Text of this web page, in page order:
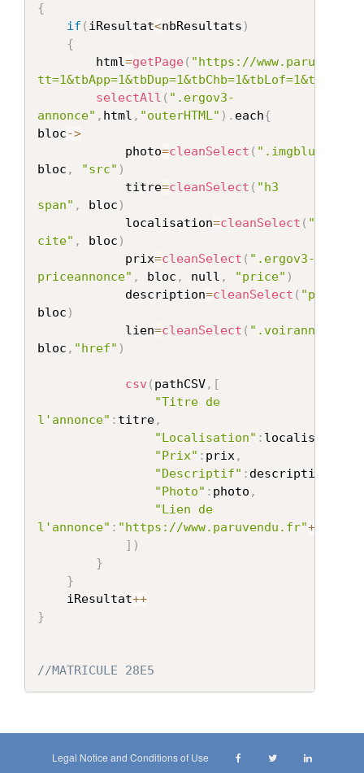
{
if ( iResultat<nbResultats )
{
		html
=getPage( "https://
selectAll ( ".ergov3-
annonce" , html , "outerHTML" ) . each{
bloc->
			photo
=cleanSelect ( ".imgblur"
bloc , "src" )
			titre
=cleanSelect ( "h3
span" , bloc )
			localisation
=cleanSelect ( "h3
cite" , bloc )
			prix
=cleanSelect ( ".ergov3-
priceannonce" , bloc , null , "price" )
			description
=cleanSelect ( "p"
bloc )
			lien
=cleanSelect ( ".voirann"
bloc , "href" )
csv ( pathCSV, [
"Titre de
l'annonce" : titre,
"Localisation" : localisation
"Prix" : prix,
"Descriptif" : description
"Photo" : photo ,
"Lien de
l'annonce" : "https://www.paruvendu.fr"+
] )
}
}
	iResultat
++
}
//MATRICULE 28E5
Legal Notice and Conditions of Use